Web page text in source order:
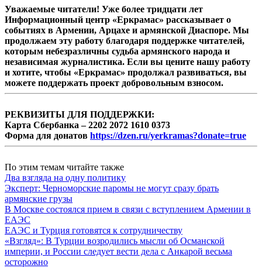
Уважаемые читатели! Уже более тридцати лет
Информационный центр «Еркрамас» рассказывает о
событиях в Армении, Арцахе и армянской Диаспоре. Мы
продолжаем эту работу благодаря поддержке читателей,
которым небезразличны судьба армянского народа и
независимая журналистика. Если вы цените нашу работу
и хотите, чтобы «Еркрамас» продолжал развиваться, вы
можете поддержать проект добровольным взносом.
РЕКВИЗИТЫ ДЛЯ ПОДДЕРЖКИ:
Карта Сбербанка – 2202 2072 1610 0373
Форма для донатов https://dzen.ru/yerkramas?donate=true
По этим темам читайте также
Два взгляда на одну политику
Эксперт: Черноморские паромы не могут сразу брать
армянские грузы
В Москве состоялся прием в связи с вступлением Армении в
ЕАЭС
ЕАЭС и Турция готовятся к сотрудничеству
«Взгляд»: В Турции возродились мысли об Османской
империи, и России следует вести дела с Анкарой весьма
осторожно